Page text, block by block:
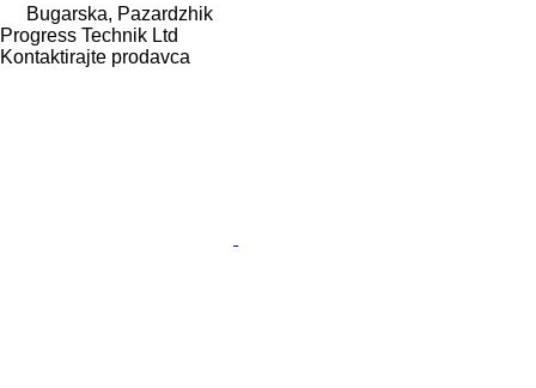
Bugarska, Pazardzhik
Progress Technik Ltd
Kontaktirajte prodavca